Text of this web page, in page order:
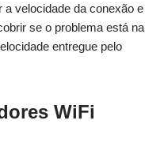
velocidade da conexão e
se o problema está na
entregue pelo
WiFi